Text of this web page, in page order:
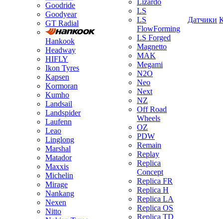
Goodride
Goodyear
GT Radial
Hankook
Headway
HIFLY
Ikon Tyres
Kapsen
Kormoran
Kumho
Landsail
Landspider
Laufenn
Leao
Linglong
Marshal
Matador
Maxxis
Michelin
Mirage
Nankang
Nexen
Nitto
Lizardo
LS
LS
FlowForming
LS Forged
Magnetto
MAK
Megami
N2O
Neo
Next
NZ
Off Road
Wheels
OZ
PDW
Remain
Replay
Replica
Concept
Replica FR
Replica H
Replica LA
Replica OS
Replica TD
Датчики